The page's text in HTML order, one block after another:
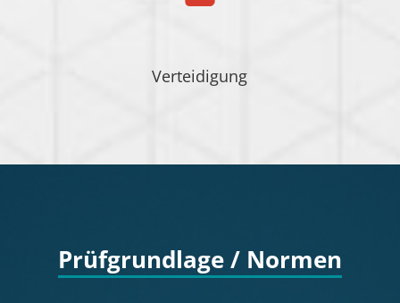
Verteidigung
Prüfgrundlage / Normen